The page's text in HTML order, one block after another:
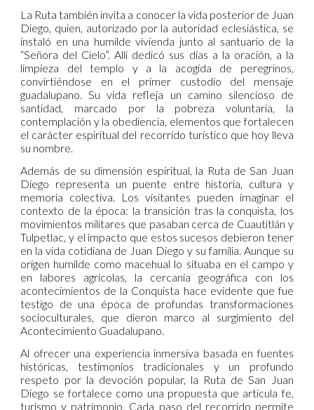
La Ruta también invita a conocer la vida posterior de Juan
Diego, quien, autorizado por la autoridad eclesiástica, se
instaló en una humilde vivienda junto al santuario de la
“Señora del Cielo”. Allí dedicó sus días a la oración, a la
limpieza del templo y a la acogida de peregrinos,
convirtiéndose en el primer custodio del mensaje
guadalupano. Su vida refleja un camino silencioso de
santidad, marcado por la pobreza voluntaria, la
contemplación y la obediencia, elementos que fortalecen
el carácter espiritual del recorrido turístico que hoy lleva
su nombre.
Además de su dimensión espiritual, la Ruta de San Juan
Diego representa un puente entre historia, cultura y
memoria colectiva. Los visitantes pueden imaginar el
contexto de la época: la transición tras la conquista, los
movimientos militares que pasaban cerca de Cuautitlán y
Tulpetlac, y el impacto que estos sucesos debieron tener
en la vida cotidiana de Juan Diego y su familia. Aunque su
origen humilde como macehual lo situaba en el campo y
en labores agrícolas, la cercanía geográfica con los
acontecimientos de la Conquista hace evidente que fue
testigo de una época de profundas transformaciones
socioculturales, que dieron marco al surgimiento del
Acontecimiento Guadalupano.
Al ofrecer una experiencia inmersiva basada en fuentes
históricas, testimonios tradicionales y un profundo
respeto por la devoción popular, la Ruta de San Juan
Diego se fortalece como una propuesta que articula fe,
turismo y patrimonio. Cada paso del recorrido permite